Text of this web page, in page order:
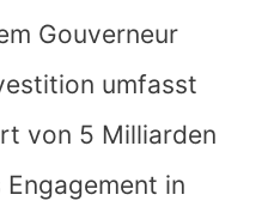
Gouverneur
umfasst
von 5 Milliarden
in